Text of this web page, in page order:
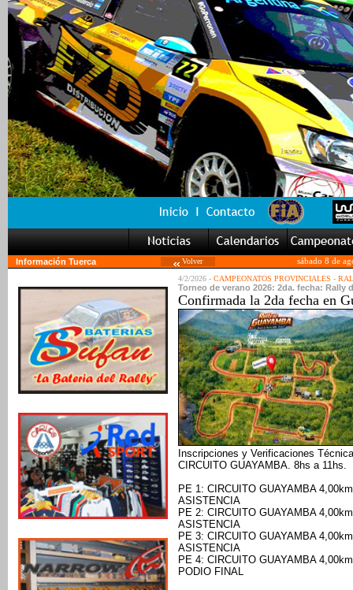
Información Tuerca Volver
sábado 8 de
4/2/2026 - CAMPEONATOS PROVINCIALES -
Torneo de verano 2026: 2da. fecha: Rally
Confirmada la 2da fecha en
Inscripciones y Verificaciones
CIRCUITO GUAYAMBA. 8hs a 11hs.
PE 1: CIRCUITO GUAYAMBA
ASISTENCIA
PE 2: CIRCUITO GUAYAMBA
ASISTENCIA
PE 3: CIRCUITO GUAYAMBA
ASISTENCIA
PE 4: CIRCUITO GUAYAMBA
PODIO FINAL